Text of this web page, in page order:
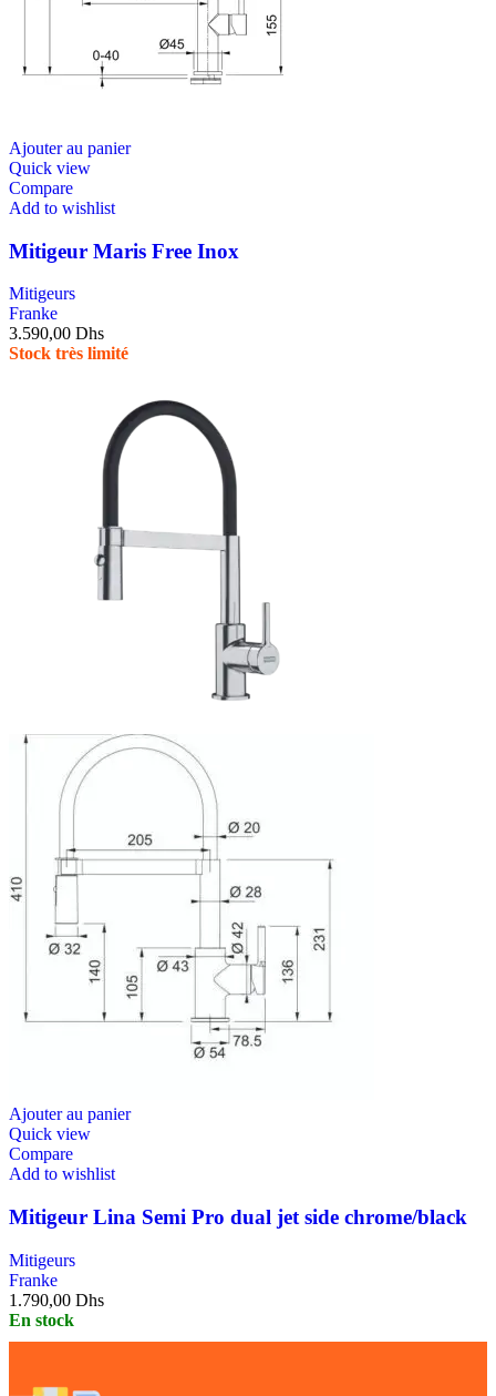
Ajouter au panier
Quick view
Compare
Add to wishlist
Mitigeur Maris Free Inox
Mitigeurs
Franke
3.590,00 Dhs
Stock très limité
Ajouter au panier
Quick view
Compare
Add to wishlist
Mitigeur Lina Semi Pro dual jet side chrome/black
Mitigeurs
Franke
1.790,00 Dhs
En stock